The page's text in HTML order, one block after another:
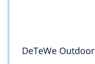
DeTeWe